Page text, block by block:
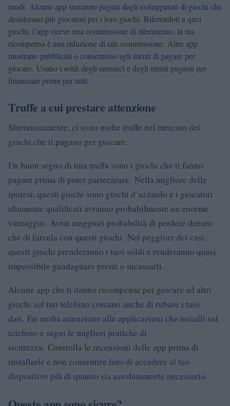
modi. Alcune app verranno pagate dagli sviluppatori di giochi che
desiderano più giocatori per i loro giochi. Riferendoti a quei
giochi, l’app riceve una commissione di riferimento, la tua
ricompensa è una riduzione di tale commissione. Altre app
mostrano pubblicità o consentono agli utenti di pagare per
giocare. Usano i soldi degli annunci e degli utenti paganti per
finanziare premi per tutti.
Truffe a cui prestare attenzione
Sfortunatamente, ci sono molte truffe nel mercato dei
giochi che ti pagano per giocare.
Un buon segno di una truffa sono i giochi che ti fanno
pagare prima di poter partecipare. Nella migliore delle
ipotesi, questi giochi sono giochi d’azzardo e i giocatori
altamente qualificati avranno probabilmente un enorme
vantaggio. Avrai maggiori probabilità di perdere denaro
che di farcela con questi giochi. Nel peggiore dei casi,
questi giochi prenderanno i tuoi soldi e renderanno quasi
impossibile guadagnare premi o incassarli.
Alcune app che ti danno ricompense per giocare ad altri
giochi sul tuo telefono cercano anche di rubare i tuoi
dati. Fai molta attenzione alle applicazioni che installi sul
telefono e segui le migliori pratiche di
sicurezza. Controlla le recensioni delle app prima di
installarle e non consentire loro di accedere al tuo
dispositivo più di quanto sia assolutamente necessario.